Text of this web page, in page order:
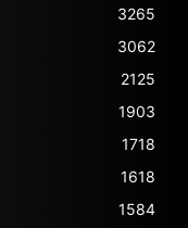
3265
3062
2125
1903
1718
1618
1584